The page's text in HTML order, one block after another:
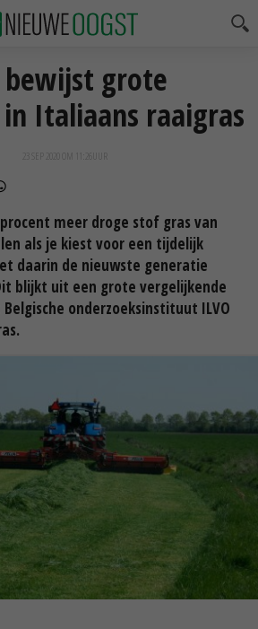
bewijst grote
Italiaans raaigras
23 SEP 2020 OM 11:26
meer droge stof gras van
als je kiest voor een tijdelijk
daarin de nieuwste generatie
blijkt uit een grote vergelijkende
onderzoeksinstituut ILVO